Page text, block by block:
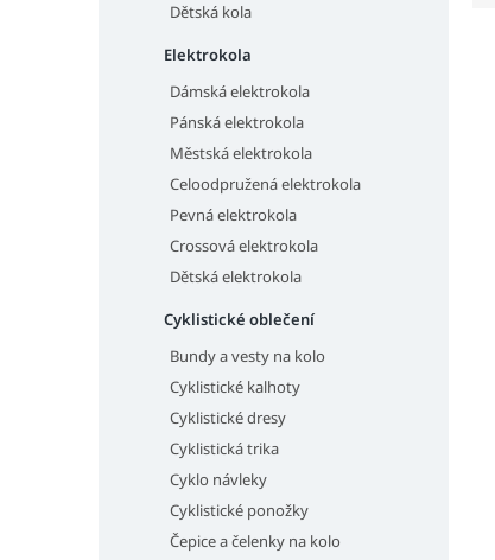
Dětská kola
Elektrokola
Dámská elektrokola
Pánská elektrokola
Městská elektrokola
Celoodpružená elektrokola
Pevná elektrokola
Crossová elektrokola
Dětská elektrokola
Cyklistické oblečení
Bundy a vesty na kolo
Cyklistické kalhoty
Cyklistické dresy
Cyklistická trika
Cyklo návleky
Cyklistické ponožky
Čepice a čelenky na kolo